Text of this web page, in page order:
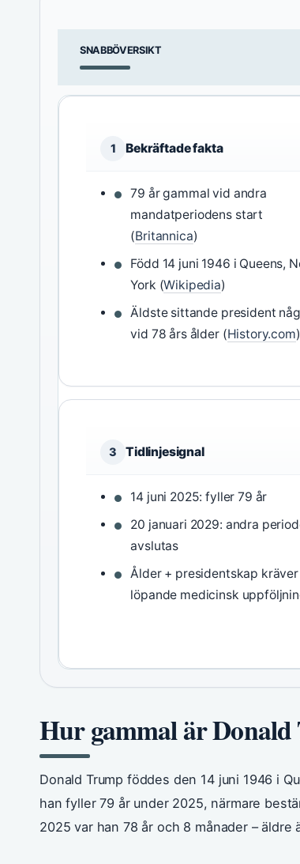
SNABBÖVERSIKT
1 Bekräftade fakta
79 år gammal vid andra
mandatperiodens start
(Britannica)
Född 14 juni 1946 i Queens,
York (Wikipedia)
Äldste sittande president
vid 78 års ålder (History.com)
3 Tidlinjesignal
14 juni 2025: fyller 79 år
20 januari 2029: andra
avslutas
Ålder + presidentskap kräver
löpande medicinsk
Hur gammal är
Donald Trump föddes den 14 juni 1946 i
han fyller 79 år under 2025, närmare
2025 var han 78 år och 8 månader –